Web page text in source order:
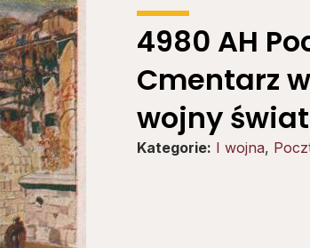
4980 AH
Cmentarz
wojny
Kategorie: I wojna,